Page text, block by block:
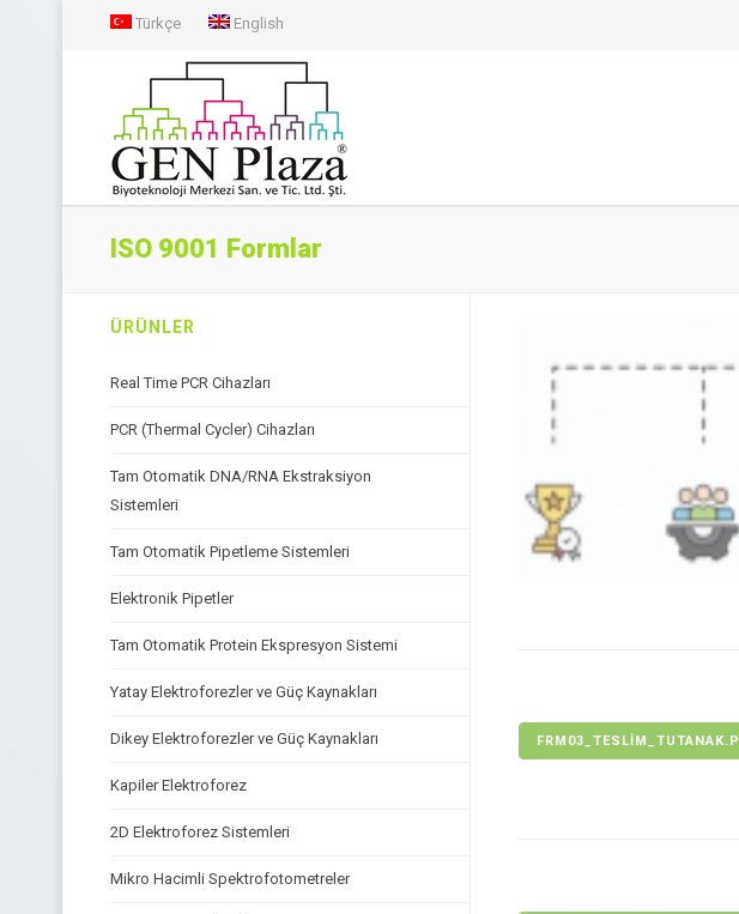
Türkçe English
ISO 9001 Formlar
ÜRÜNLER
Real Time PCR Cihazları
PCR (Thermal Cycler) Cihazları
Tam Otomatik DNA/RNA Ekstraksiyon
Sistemleri
Tam Otomatik Pipetleme Sistemleri
Elektronik Pipetler
Tam Otomatik Protein Ekspresyon Sistemi
Yatay Elektroforezler ve Güç Kaynakları
Dikey Elektroforezler ve Güç Kaynakları
Kapiler Elektroforez
2D Elektroforez Sistemleri
Mikro Hacimli Spektrofotometreler